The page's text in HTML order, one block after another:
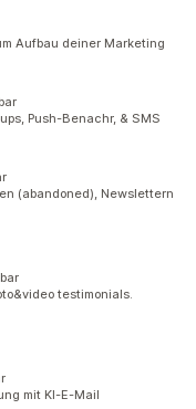
Aufbau deiner Marketing
Push-Benachr, & SMS
(abandoned), Newslettern
testimonials.
mit KI-E-Mail